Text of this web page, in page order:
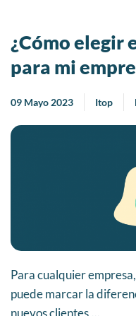
¿Cómo elegir
para mi
09 Mayo 2023 Itop
Para cualquier
puede marcar la
nuevos clientes,...